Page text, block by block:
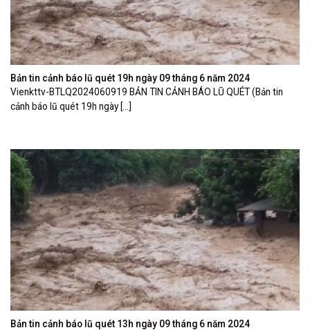
Bản tin cảnh báo lũ quét 19h ngày 09 tháng 6 năm 2024
Vienkttv-BTLQ2024060919 BẢN TIN CẢNH BÁO LŨ QUÉT (Bản tin
cảnh báo lũ quét 19h ngày [...]
Bản tin cảnh báo lũ quét 13h ngày 09 tháng 6 năm 2024